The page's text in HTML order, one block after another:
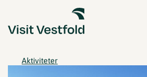
Aktiviteter